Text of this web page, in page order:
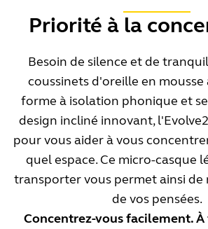
Priorité à la
Besoin de silence et de
coussinets d'oreille en mousse
forme à isolation phonique et
design incliné innovant,
pour vous aider à vous
quel espace. Ce micro-casque
transporter vous permet ainsi de
de vos pensées.
Concentrez-vous facilement.